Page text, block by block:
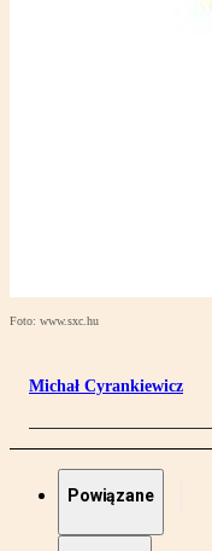
Foto: www.sxc.hu
Michał Cyrankiewicz
Powiązane